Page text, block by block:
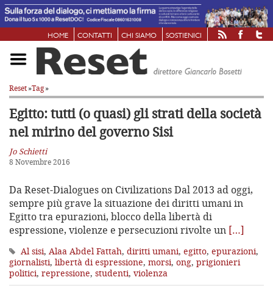
HOME CONTATTI CHI SIAMO SOSTIENICI
Reset»Tag»
Egitto: tutti (o quasi) gli strati della società
nel mirino del governo Sisi
Jo Schietti
8 Novembre 2016
Da Reset-Dialogues on Civilizations Dal 2013 ad oggi,
sempre più grave la situazione dei diritti umani in
Egitto tra epurazioni, blocco della libertà di
espressione, violenze e persecuzioni rivolte un […]
Al sisi, Alaa Abdel Fattah, diritti umani, egitto, epurazioni,
giornalisti, libertà di espressione, morsi, ong, prigionieri
politici, repressione, studenti, violenza